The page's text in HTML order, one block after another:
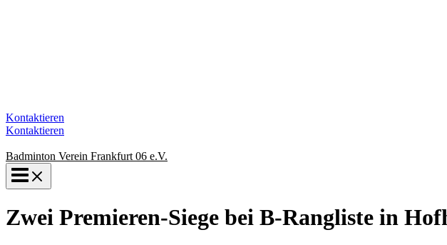
Kontaktieren
Kontaktieren
Badminton Verein Frankfurt 06 e.V.
Zwei Premieren-Siege bei B-Rangliste in